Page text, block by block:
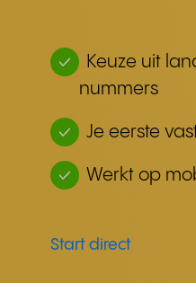
Keuze uit
nummers
Je eerste
Werkt op
Start direct